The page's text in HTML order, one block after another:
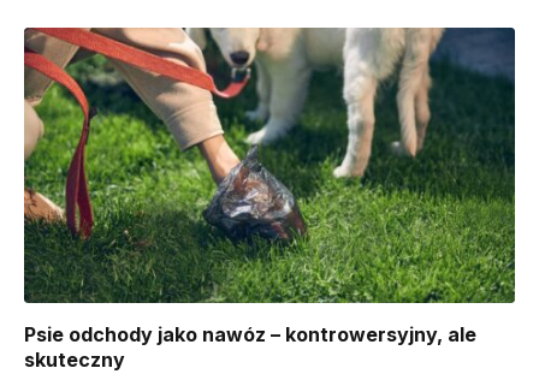
Psie odchody jako nawóz – kontrowersyjny, ale
skuteczny